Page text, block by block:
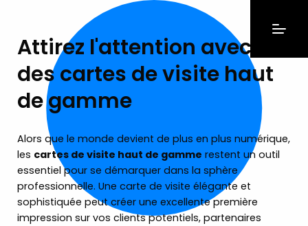
Attirez l'attention avec
des cartes de visite haut
de gamme
Alors que le monde devient de plus en plus numérique,
les cartes de visite haut de gamme restent un outil
essentiel pour se démarquer dans la sphère
professionnelle. Une carte de visite élégante et
sophistiquée peut créer une excellente première
impression sur vos clients potentiels, partenaires